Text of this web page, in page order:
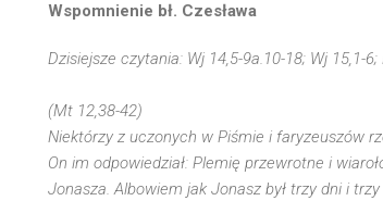
Wspomnienie bł. Czesława
Dzisiejsze czytania: Wj 14,5-9a.10-18; Wj 15,1-
(Mt 12,38-42)
Niektórzy z uczonych w Piśmie i faryzeuszów
On im odpowiedział: Plemię przewrotne i
Jonasza. Albowiem jak Jonasz był trzy dni i